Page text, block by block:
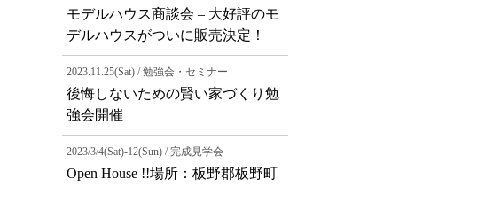
モデルハウス商談会 – 大好評のモ
デルハウスがついに販売決定！
2023.11.25(Sat) / 勉強会・セミナー
後悔しないための賢い家づくり勉
強会開催
2023/3/4(Sat)-12(Sun) / 完成見学会
Open House !!場所：板野郡板野町